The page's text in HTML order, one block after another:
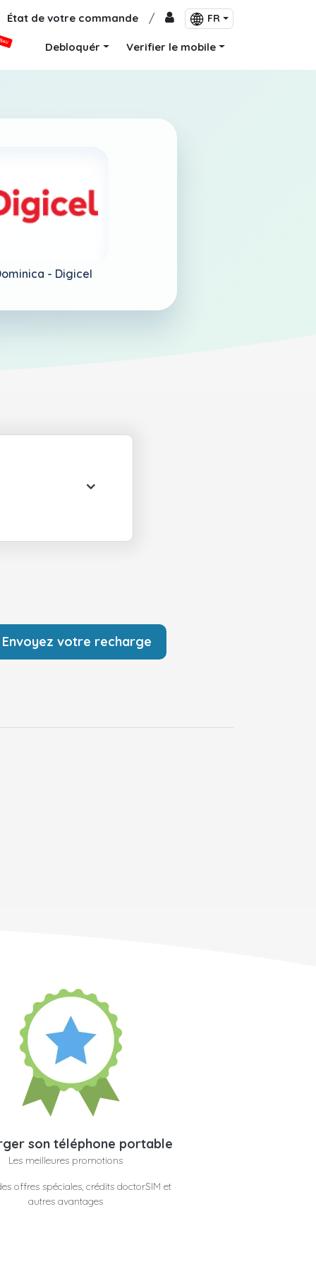
État de votre commande / FR
Debloquér Verifier le mobile
- Digicel
Envoyez votre recharge
son téléphone portable
Les meilleures promotions
offres spéciales, crédits doctorSIM et
autres avantages